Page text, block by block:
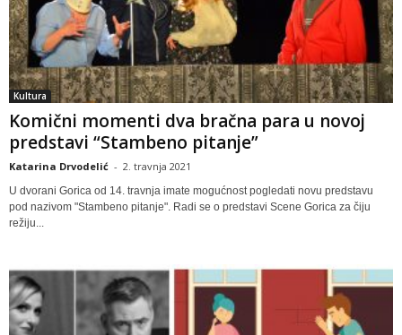
Kultura
Komični momenti dva bračna para u novoj
predstavi “Stambeno pitanje”
Katarina Drvodelić - 2. travnja 2021
U dvorani Gorica od 14. travnja imate mogućnost pogledati novu predstavu
pod nazivom "Stambeno pitanje". Radi se o predstavi Scene Gorica za čiju
režiju...